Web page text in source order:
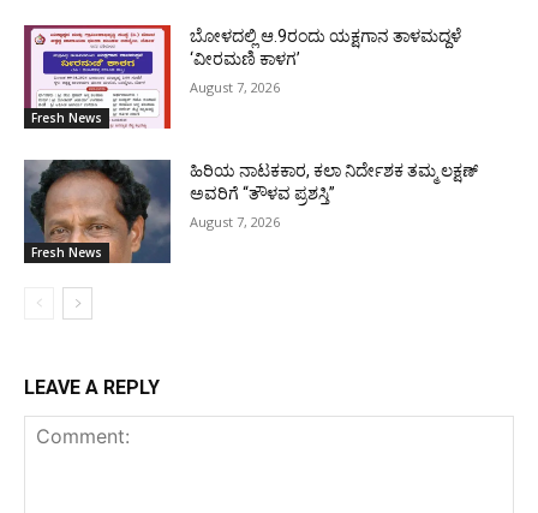
Fresh News
ಬೋಳದಲ್ಲಿ ಆ.9ರಂದು ಯಕ್ಷಗಾನ ತಾಳಮದ್ದಳೆ
‘ವೀರಮಣಿ ಕಾಳಗ’
August 7, 2026
Fresh News
ಹಿರಿಯ ನಾಟಕಕಾರ, ಕಲಾ ನಿರ್ದೇಶಕ ತಮ್ಮ ಲಕ್ಷಣ್
ಅವರಿಗೆ “ತೌಳವ ಪ್ರಶಸ್ತಿ”
August 7, 2026
LEAVE A REPLY